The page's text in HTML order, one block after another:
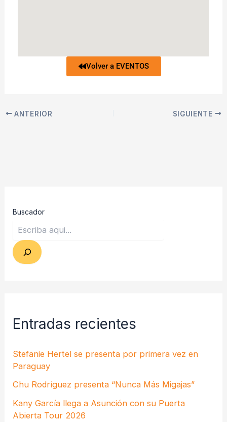
Volver a EVENTOS
ANTERIOR SIGUIENTE
Buscador
Entradas recientes
Stefanie Hertel se presenta por primera vez en
Paraguay
Chu Rodríguez presenta “Nunca Más Migajas”
Kany García llega a Asunción con su Puerta
Abierta Tour 2026